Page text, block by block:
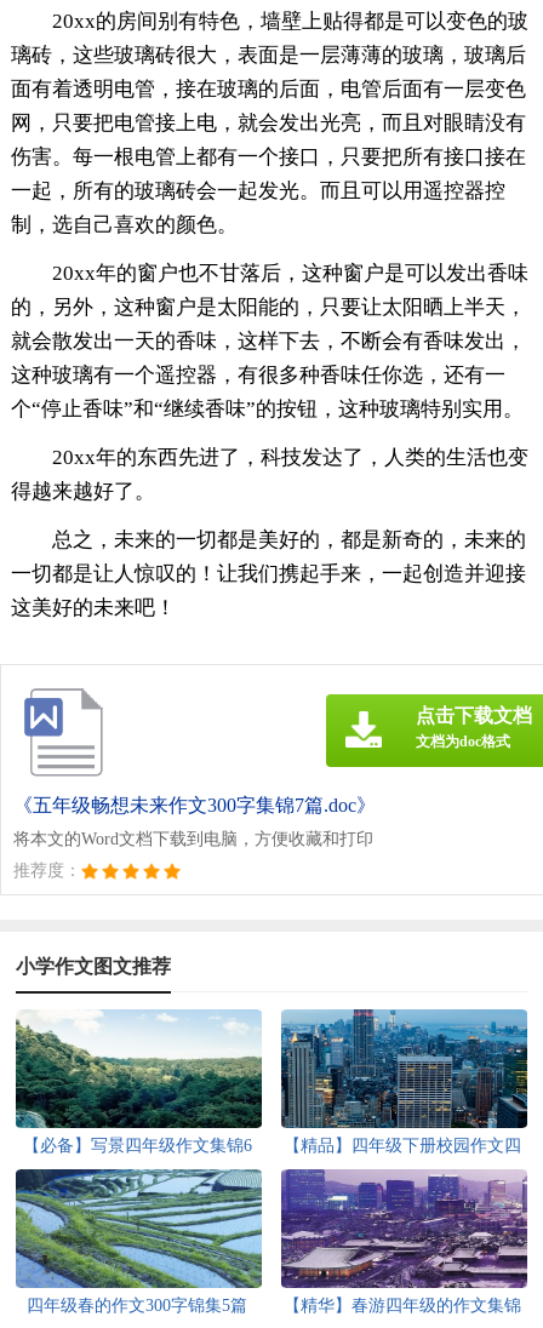
20xx的房间别有特色，墙壁上贴得都是可以变色的玻
璃砖，这些玻璃砖很大，表面是一层薄薄的玻璃，玻璃后
面有着透明电管，接在玻璃的后面，电管后面有一层变色
网，只要把电管接上电，就会发出光亮，而且对眼睛没有
伤害。每一根电管上都有一个接口，只要把所有接口接在
一起，所有的玻璃砖会一起发光。而且可以用遥控器控
制，选自己喜欢的颜色。
20xx年的窗户也不甘落后，这种窗户是可以发出香味
的，另外，这种窗户是太阳能的，只要让太阳晒上半天，
就会散发出一天的香味，这样下去，不断会有香味发出，
这种玻璃有一个遥控器，有很多种香味任你选，还有一
个“停止香味”和“继续香味”的按钮，这种玻璃特别实用。
20xx年的东西先进了，科技发达了，人类的生活也变
得越来越好了。
总之，未来的一切都是美好的，都是新奇的，未来的
一切都是让人惊叹的！让我们携起手来，一起创造并迎接
这美好的未来吧！
《五年级畅想未来作文300字集锦7篇.doc》
将本文的Word文档下载到电脑，方便收藏和打印
推荐度：
点击下载文档
文档为doc格式
小学作文图文推荐
【必备】写景四年级作文集锦6
篇
【精品】四年级下册校园作文四
篇
四年级春的作文300字锦集5篇 【精华】春游四年级的作文集锦